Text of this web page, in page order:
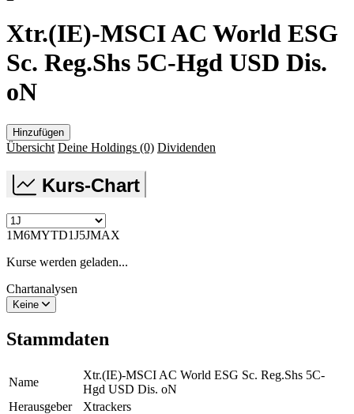
Xtr.(IE)-MSCI AC World ESG
Sc. Reg.Shs 5C-Hgd USD Dis.
oN
Hinzufügen
Übersicht Deine Holdings (0) Dividenden
Kurs-Chart
1M6MYTD1J5JMAX
Kurse werden geladen...
Chartanalysen
Keine
Stammdaten
Name
Xtr.(IE)-MSCI AC World ESG Sc. Reg.Shs 5C-
Hgd USD Dis. oN
Herausgeber
Xtrackers